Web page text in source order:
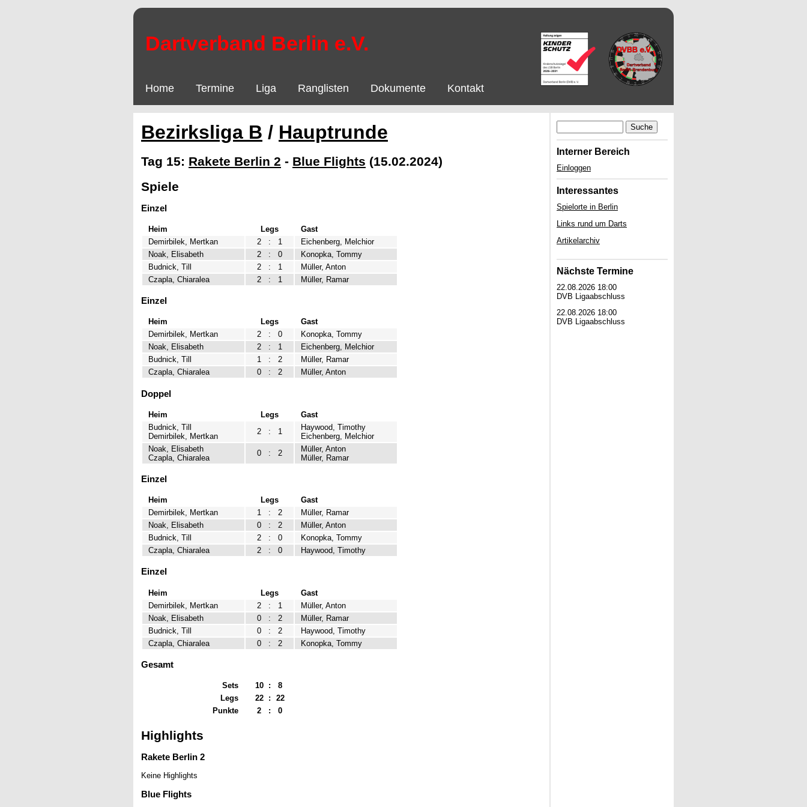
Dartverband Berlin e.V.
Home Termine Liga Ranglisten Dokumente Kontakt
Bezirksliga B / Hauptrunde
Tag 15: Rakete Berlin 2 - Blue Flights (15.02.2024)
Spiele
Einzel
Heim Legs
Gast
Demirbilek, Mertkan
2 : 1
Eichenberg, Melchior
Noak, Elisabeth
2 : 0
Konopka, Tommy
Budnick, Till
2 : 1
Müller, Anton
Czapla, Chiaralea
2 : 1 Müller, Ramar
Einzel
Heim Legs
Gast
Demirbilek, Mertkan
2 : 0
Konopka, Tommy
Noak, Elisabeth
2 : 1
Eichenberg, Melchior
Budnick, Till
1 : 2
Müller, Ramar
Czapla, Chiaralea
0 : 2 Müller, Anton
Doppel
Heim Legs
Gast
Budnick, Till
Demirbilek, Mertkan
2 : 1
Haywood, Timothy
Eichenberg, Melchior
Noak, Elisabeth
Czapla, Chiaralea
0 : 2
Müller, Anton
Müller, Ramar
Einzel
Heim Legs
Gast
Demirbilek, Mertkan
1 : 2
Müller, Ramar
Noak, Elisabeth
0 : 2
Müller, Anton
Budnick, Till
2 : 0
Konopka, Tommy
Czapla, Chiaralea
2 : 0 Haywood, Timothy
Einzel
Heim Legs
Gast
Demirbilek, Mertkan
2 : 1
Müller, Anton
Noak, Elisabeth
0 : 2
Müller, Ramar
Budnick, Till
0 : 2
Haywood, Timothy
Czapla, Chiaralea
0 : 2 Konopka, Tommy
Gesamt
Sets 10 :
8
Legs
22 :
22
Punkte
2 : 0
Highlights
Rakete Berlin 2
Keine Highlights
Blue Flights
Suche
Interner Bereich
Einloggen
Interessantes
Spielorte in Berlin
Links rund um Darts
Artikelarchiv
Nächste Termine
22.08.2026 18:00
DVB Ligaabschluss
22.08.2026 18:00
DVB Ligaabschluss